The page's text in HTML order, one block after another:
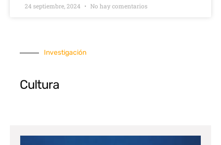
24 septiembre, 2024 No hay comentarios
Investigación
Cultura